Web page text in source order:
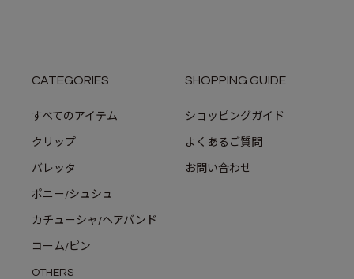
CATEGORIES
すべてのアイテム
クリップ
バレッタ
ポニー/シュシュ
カチューシャ/ヘアバンド
コーム/ピン
OTHERS
SHOPPING GUIDE
ショッピングガイド
よくあるご質問
お問い合わせ